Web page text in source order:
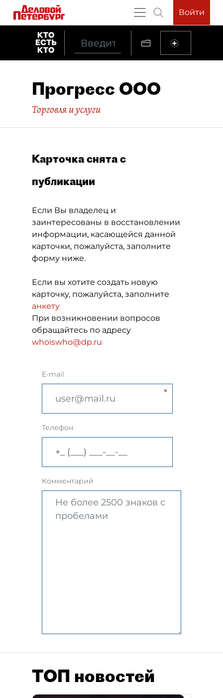
Войти
Прогресс ООО
Торговля и услуги
Карточка снята с
публикации
Если Вы владелец и
заинтересованы в восстановлении
информации, касающейся данной
карточки, пожалуйста, заполните
форму ниже.
Если вы хотите создать новую
карточку, пожалуйста, заполните
анкету
При возникновении вопросов
обращайтесь по адресу
whoiswho@dp.ru
E-mail
Телефон
Комментарий
ТОП новостей